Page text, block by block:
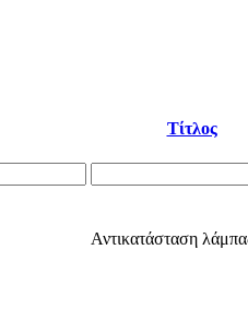
Τίτλος
Αντικατάσταση